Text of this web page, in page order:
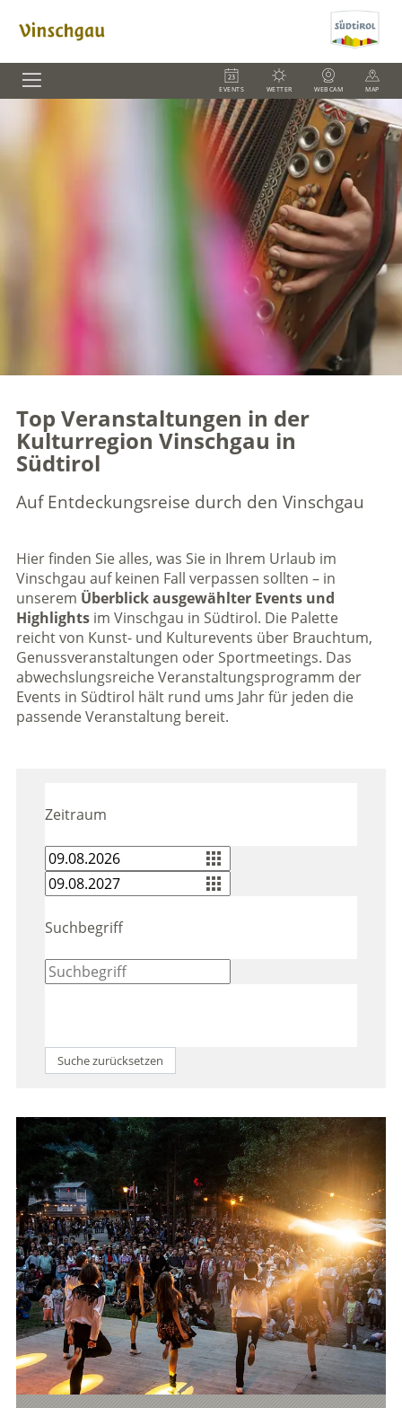
EVENTS WETTER WEBCAM MAP
Top Veranstaltungen in der
Kulturregion Vinschgau in
Südtirol
Auf Entdeckungsreise durch den Vinschgau
Hier finden Sie alles, was Sie in Ihrem Urlaub im
Vinschgau auf keinen Fall verpassen sollten – in
unserem Überblick ausgewählter Events und
Highlights im Vinschgau in Südtirol. Die Palette
reicht von Kunst- und Kulturevents über Brauchtum,
Genussveranstaltungen oder Sportmeetings. Das
abwechslungsreiche Veranstaltungsprogramm der
Events in Südtirol hält rund ums Jahr für jeden die
passende Veranstaltung bereit.
Zeitraum
Suchbegriff
Suche zurücksetzen